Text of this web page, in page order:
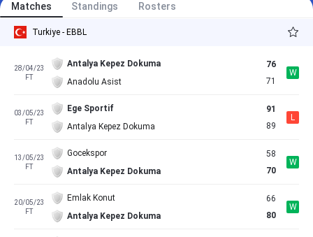
Matches Standings Rosters
Turkiye - EBBL
28/04/23
FT
Antalya Kepez Dokuma
Anadolu Asist
76
71
W
03/05/23
FT
Ege Sportif
Antalya Kepez Dokuma
91
89
L
13/05/23
FT
Gocekspor
Antalya Kepez Dokuma
58
70
W
20/05/23
FT
Emlak Konut
Antalya Kepez Dokuma
66
80
W